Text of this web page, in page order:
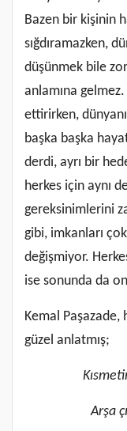
Bazen bir kişinin
sığdıramazken,
düşünmek bile
anlamına
ettirirken,
başka başka
derdi, ayrı bir
herkes için aynı
gereksinimlerini
gibi, imkanları
değişmiyor.
ise sonunda da
Kemal
güzel anlatmış;
Arşa